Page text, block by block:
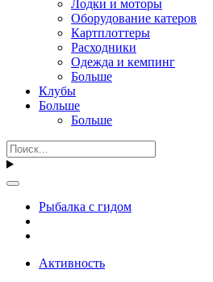
Лодки и моторы
Оборудование катеров
Картплоттеры
Расходники
Одежда и кемпинг
Больше
Клубы
Больше
Больше
Рыбалка с гидом
Активность